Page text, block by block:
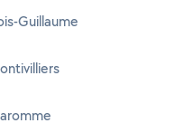
Guillaume